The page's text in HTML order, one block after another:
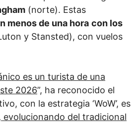
(norte). Estas
menos de una hora con los
y Stansted), con vuelos
es un turista de una
2026”, ha reconocido el
con la estrategia ‘WoW’, es
del tradicional